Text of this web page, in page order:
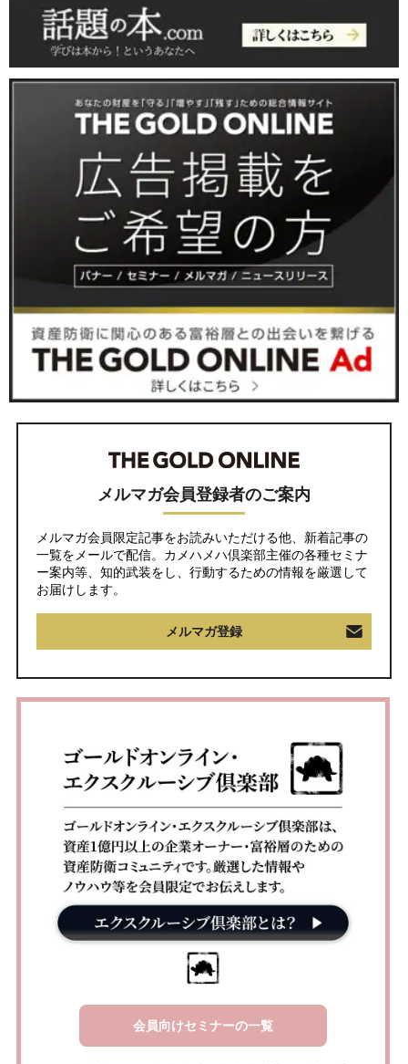
メルマガ会員登録者のご案内
メルマガ会員限定記事をお読みいただける他、新着記事の
一覧をメールで配信。カメハメハ倶楽部主催の各種セミナ
ー案内等、知的武装をし、行動するための情報を厳選して
お届けします。
メルマガ登録
会員向けセミナーの一覧